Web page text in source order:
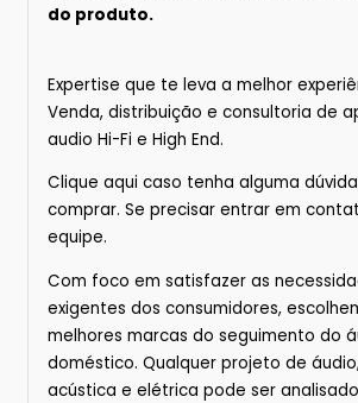
do produto.
Expertise que te leva a melhor
Venda, distribuição e consultoria de
audio Hi-Fi e High End.
Clique aqui caso tenha alguma
comprar. Se precisar entrar em
equipe.
Com foco em satisfazer as
exigentes dos consumidores,
melhores marcas do seguimento do
doméstico. Qualquer projeto de
acústica e elétrica pode ser